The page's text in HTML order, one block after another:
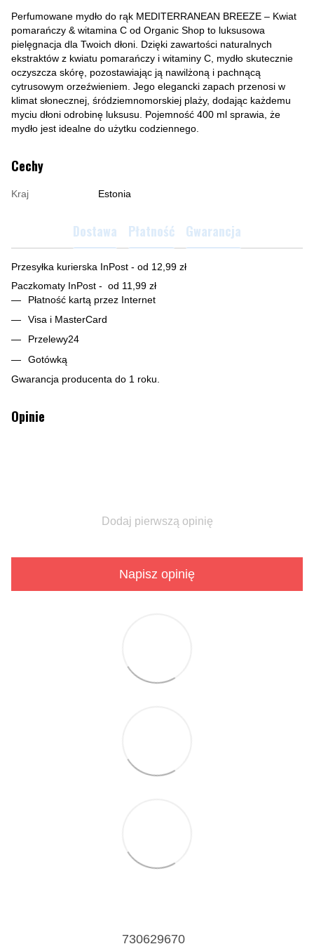
Perfumowane mydło do rąk MEDITERRANEAN BREEZE – Kwiat
pomarańczy & witamina C od Organic Shop to luksusowa
pielęgnacja dla Twoich dłoni. Dzięki zawartości naturalnych
ekstraktów z kwiatu pomarańczy i witaminy C, mydło skutecznie
oczyszcza skórę, pozostawiając ją nawilżoną i pachnącą
cytrusowym orzeźwieniem. Jego elegancki zapach przenosi w
klimat słonecznej, śródziemnomorskiej plaży, dodając każdemu
myciu dłoni odrobinę luksusu. Pojemność 400 ml sprawia, że
mydło jest idealne do użytku codziennego.
Cechy
Kraj Estonia
Dostawa Płatność Gwarancja
Przesyłka kurierska InPost - od 12,99 zł
Paczkomaty InPost - od 11,99 zł
Płatność kartą przez Internet
Visa i MasterCard
Przelewy24
Gotówką
Gwarancja producenta do 1 roku.
Opinie
Dodaj pierwszą opinię
Napisz opinię
730629670